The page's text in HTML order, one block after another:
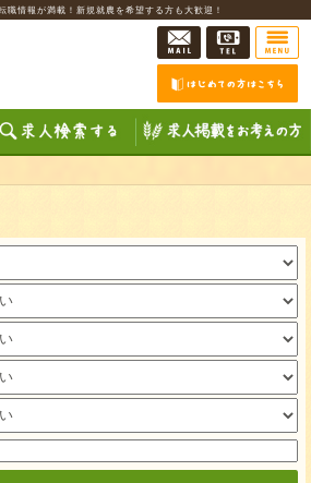
職情報が満載！新規就農を希望する方も大歓迎！